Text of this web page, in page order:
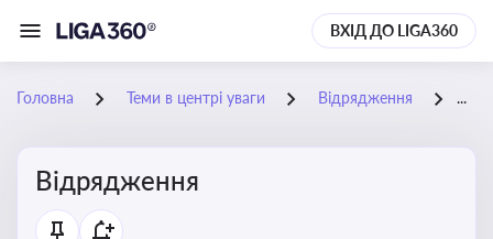
ВХІД ДО LIGA360
Головна Теми в центрі уваги Відрядження 31-
Відрядження